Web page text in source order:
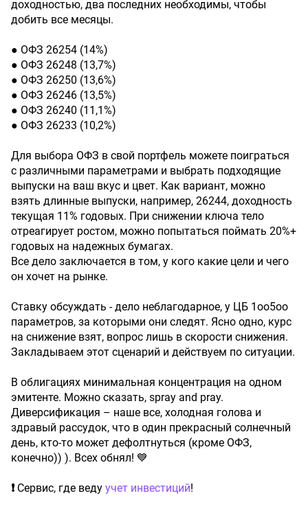
доходностью, два последних необходимы, чтобы
добить все месяцы.
● ОФЗ 26254 (14%)
● ОФЗ 26248 (13,7%)
● ОФЗ 26250 (13,6%)
● ОФЗ 26246 (13,5%)
● ОФЗ 26240 (11,1%)
● ОФЗ 26233 (10,2%)
Для выбора ОФЗ в свой портфель можете поиграться
с различными параметрами и выбрать подходящие
выпуски на ваш вкус и цвет. Как вариант, можно
взять длинные выпуски, например, 26244, доходность
текущая 11% годовых. При снижении ключа тело
отреагирует ростом, можно попытаться поймать 20%+
годовых на надежных бумагах.
Все дело заключается в том, у кого какие цели и чего
он хочет на рынке.
Ставку обсуждать - дело неблагодарное, у ЦБ 1оо5оо
параметров, за которыми они следят. Ясно одно, курс
на снижение взят, вопрос лишь в скорости снижения.
Закладываем этот сценарий и действуем по ситуации.
В облигациях минимальная концентрация на одном
эмитенте. Можно сказать, spray and pray.
Диверсификация – наше все, холодная голова и
здравый рассудок, что в один прекрасный солнечный
день, кто-то может дефолтнуться (кроме ОФЗ,
конечно)) ). Всех обнял! 💙
❗ Сервис, где веду учет инвестиций!